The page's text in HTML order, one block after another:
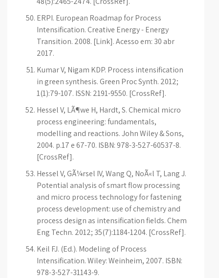
ERPI. European Roadmap for Process
Intensification. Creative Energy - Energy
Transition. 2008. [Link]. Acesso em: 30 abr
2017.
Kumar V, Nigam KDP. Process intensification
in green synthesis. Green Proc Synth. 2012;
1(1):79-107. ISSN: 2191-9550. [CrossRef].
Hessel V, LÃ¶we H, Hardt, S. Chemical micro
process engineering: fundamentals,
modelling and reactions. John Wiley & Sons,
2004. p.17 e 67-70. ISBN: 978-3-527-60537-8.
[CrossRef].
Hessel V, GÃ¼rsel IV, Wang Q, NoÃ«l T, Lang J.
Potential analysis of smart flow processing
and micro process technology for fastening
process development: use of chemistry and
process design as intensification fields. Chem
Eng Techn. 2012; 35(7):1184-1204. [CrossRef].
Keil FJ. (Ed.). Modeling of Process
Intensification. Wiley: Weinheim, 2007. ISBN:
978-3-527-31143-9.